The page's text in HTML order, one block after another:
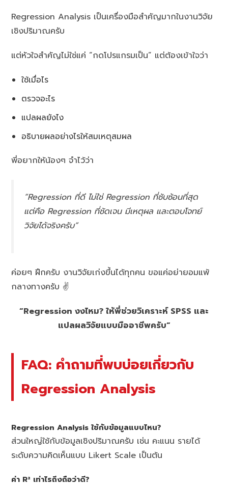
Regression Analysis เป็นเครื่องมือสำคัญมากในงานวิจัย
เชิงปริมาณครับ
แต่หัวใจสำคัญไม่ใช่แค่ “กดโปรแกรมเป็น” แต่ต้องเข้าใจว่า
ใช้เมื่อไร
ตรวจอะไร
แปลผลยังไง
อธิบายผลอย่างไรให้สมเหตุสมผล
พี่อยากให้น้องๆ จำไว้ว่า
“Regression ที่ดี ไม่ใช่ Regression ที่ซับซ้อนที่สุด
แต่คือ Regression ที่ชัดเจน มีเหตุผล และตอบโจทย์
วิจัยได้จริงครับ”
ค่อยๆ ฝึกครับ งานวิจัยเก่งขึ้นได้ทุกคน ขอแค่อย่ายอมแพ้
กลางทางครับ ✌️
“Regression งงไหม? ให้พี่ช่วยวิเคราะห์ SPSS และ
แปลผลวิจัยแบบมืออาชีพครับ”
FAQ: คำถามที่พบบ่อยเกี่ยวกับ
Regression Analysis
Regression Analysis ใช้กับข้อมูลแบบไหน?
ส่วนใหญ่ใช้กับข้อมูลเชิงปริมาณครับ เช่น คะแนน รายได้
ระดับความคิดเห็นแบบ Likert Scale เป็นต้น
ค่า R² เท่าไรถึงถือว่าดี?